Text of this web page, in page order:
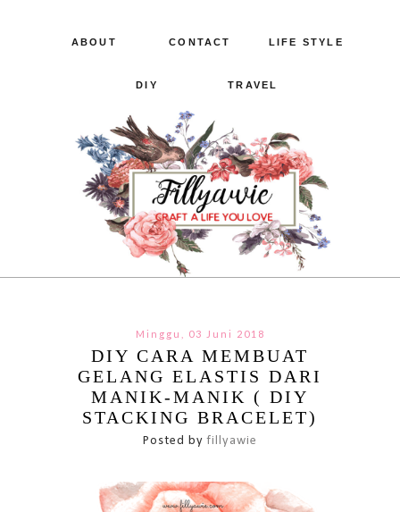
ABOUT CONTACT LIFE STYLE
DIY TRAVEL
Minggu, 03 Juni 2018
DIY CARA MEMBUAT
GELANG ELASTIS DARI
MANIK-MANIK ( DIY
STACKING BRACELET)
Posted byfillyawie